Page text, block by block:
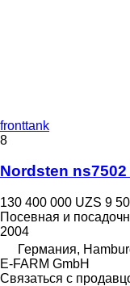
fronttank
8
Nordsten
130 400 000 UZS 9
Посевная и
2004
Германия,
E-FARM GmbH
Связаться с